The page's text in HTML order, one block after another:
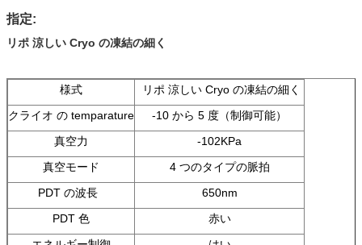
指定:
リポ 涼しい Cryo の凍結の細く
様式
リポ 涼しい Cryo の凍結の細く
クライオ の temparature
-10 から 5 度（制御可能）
真空力
-102KPa
真空モード
4 つのタイプの脈拍
PDT の波長
650nm
PDT 色
赤い